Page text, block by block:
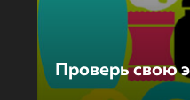
Проверь свою